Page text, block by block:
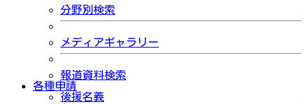
分野別検索
メディアギャラリー
報道資料検索
各種申請
後援名義